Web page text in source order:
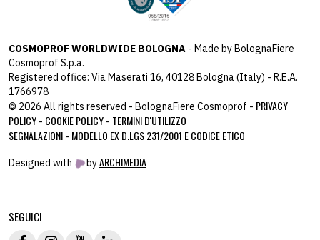
COSMOPROF WORLDWIDE BOLOGNA - Made by BolognaFiere
Cosmoprof S.p.a.
Registered office: Via Maserati 16, 40128 Bologna (Italy) - R.E.A.
1766978
© 2026 All rights reserved - BolognaFiere Cosmoprof - PRIVACY
POLICY - COOKIE POLICY - TERMINI D'UTILIZZO
SEGNALAZIONI - MODELLO EX D.LGS 231/2001 E CODICE ETICO
Designed with byARCHIMEDIA
SEGUICI